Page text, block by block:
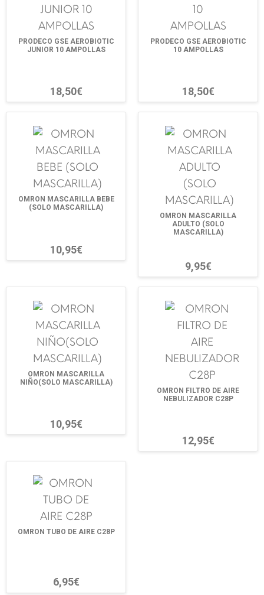
PRODECO GSE AEROBIOTIC
JUNIOR 10 AMPOLLAS
18,50€
PRODECO GSE AEROBIOTIC
10 AMPOLLAS
18,50€
OMRON MASCARILLA BEBE
(SOLO MASCARILLA)
10,95€
OMRON MASCARILLA
ADULTO (SOLO
MASCARILLA)
9,95€
OMRON MASCARILLA
NIÑO(SOLO MASCARILLA)
10,95€
OMRON FILTRO DE AIRE
NEBULIZADOR C28P
12,95€
OMRON TUBO DE AIRE C28P
6,95€